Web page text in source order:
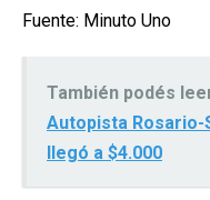
Fuente: Minuto Uno
También podés
Autopista Rosario-
llegó a $4.000